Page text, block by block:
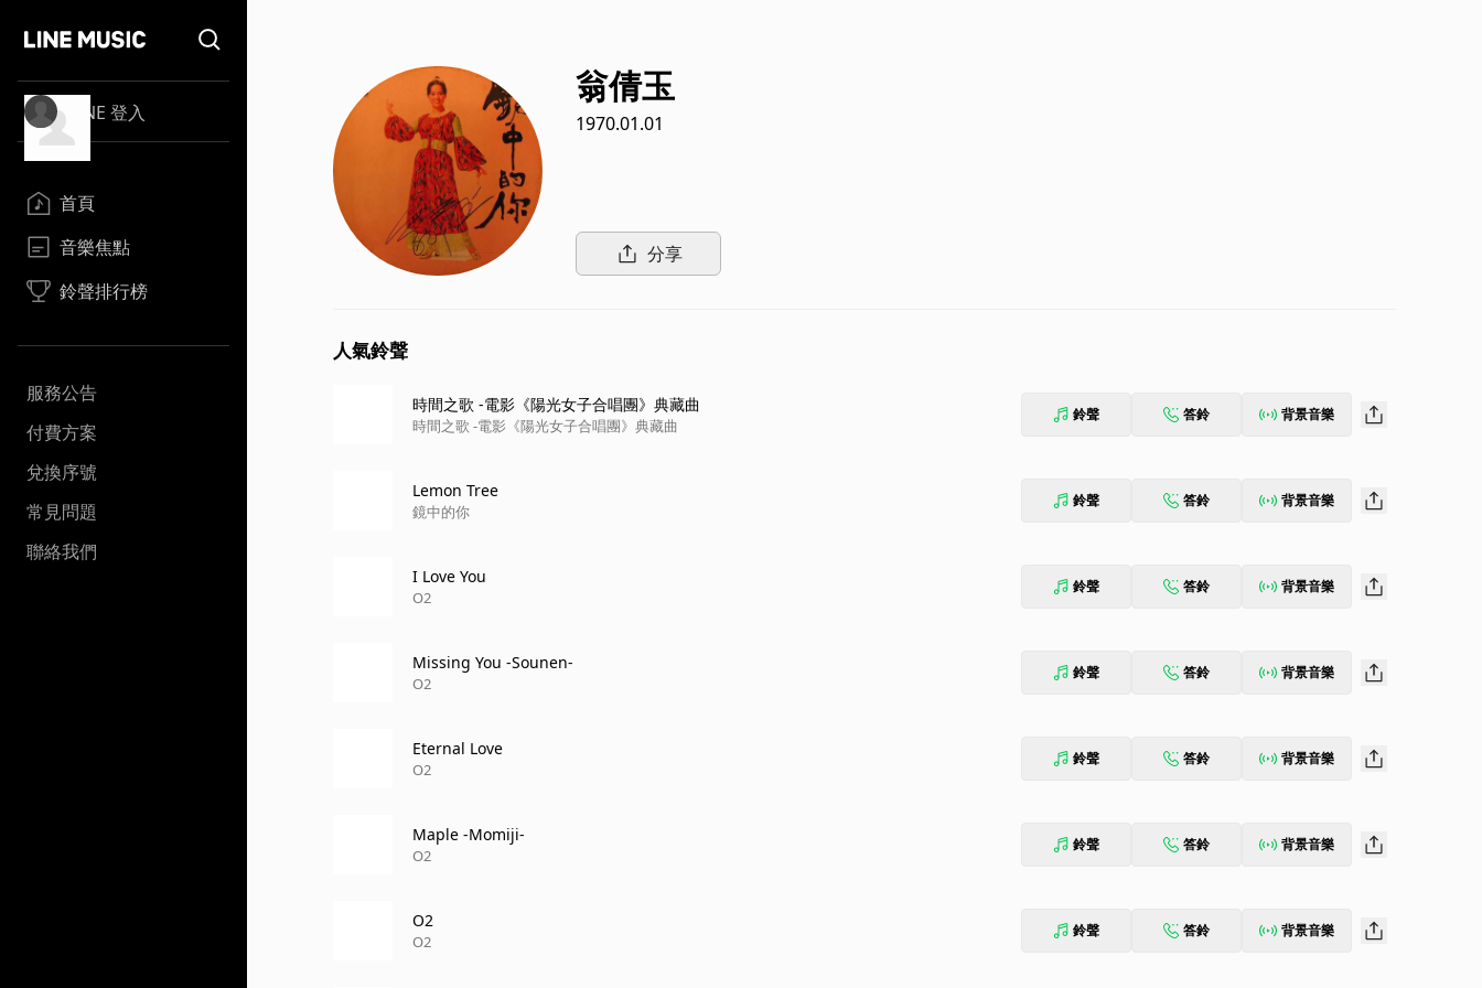
LINE 登入
首頁
音樂焦點
鈴聲排行榜
服務公告
付費方案
兌換序號
常見問題
聯絡我們
翁倩玉
1970.01.01
分享
人氣鈴聲
時間之歌 -電影《陽光女子合唱團》典藏曲
時間之歌 -電影《陽光女子合唱團》典藏曲
鈴聲 答鈴 背景音樂
Lemon Tree
鏡中的你
鈴聲 答鈴 背景音樂
I Love You
O2
鈴聲 答鈴 背景音樂
Missing You -Sounen-
O2
鈴聲 答鈴 背景音樂
Eternal Love
O2
鈴聲 答鈴 背景音樂
Maple -Momiji-
O2
鈴聲 答鈴 背景音樂
O2
O2
鈴聲 答鈴 背景音樂